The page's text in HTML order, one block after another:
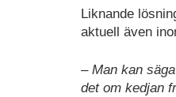
Liknande
aktuell även
– Man kan
det om kedjan